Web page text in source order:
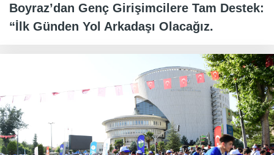
Boyraz’dan Genç Girişimcilere Tam Destek:
“İlk Günden Yol Arkadaşı Olacağız.